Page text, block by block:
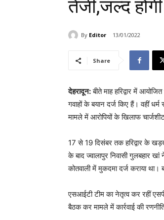
तेजी,जल्द
By Editor 13/01/2022
Share
देहरादून:बीते माह हरिद्वार में
गवाहों के बयान दर्ज किए हैं। वहीं
मामले में आरोपियों के खिलाफ
17 से 19 दिसंबर तक हरिद्वार के
के बाद ज्वालापुर निवासी गुलबहार
कोतवाली में मुकदमा दर्ज कराया
एसआईटी टीम का नेतृत्व कर रहीं
बैठक कर मामले में कार्रवाई की